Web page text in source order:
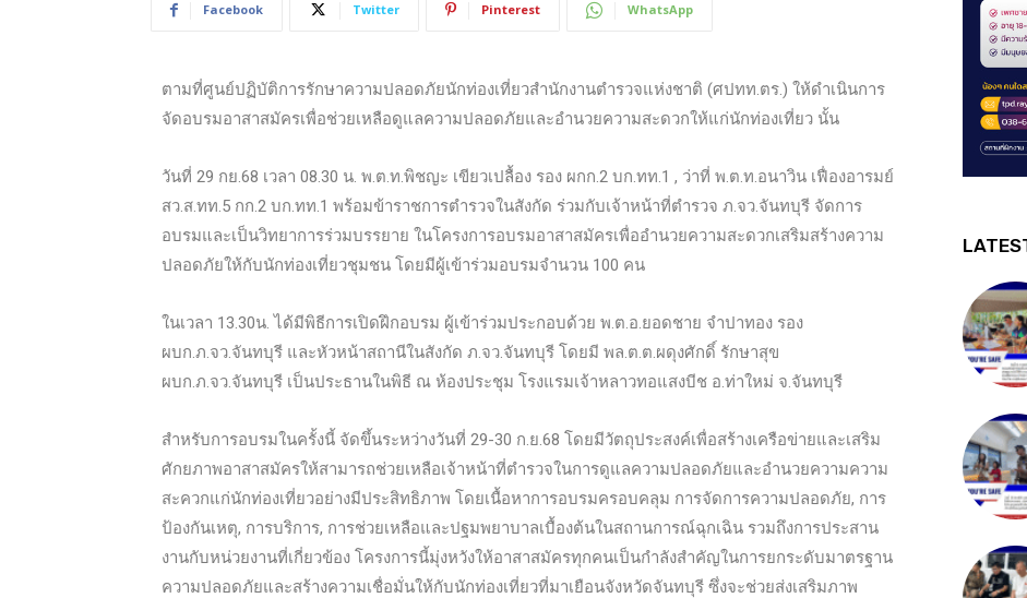
Facebook Twitter Pinterest WhatsApp
ตามที่ศูนย์ปฏิบัติการรักษาความปลอดภัยนักท่องเที่ยวสำนักงานตำรวจแห่งชาติ (ศปทท.ตร.) ให้ดำเนินการ
จัดอบรมอาสาสมัครเพื่อช่วยเหลือดูแลความปลอดภัยและอำนวยความสะดวกให้แก่นักท่องเที่ยว นั้น
วันที่ 29 กย.68 เวลา 08.30 น. พ.ต.ท.พิชญะ เขียวเปลื้อง รอง ผกก.2 บก.ทท.1 , ว่าที่ พ.ต.ท.อนาวิน เฟื่องอารมย์
สว.ส.ทท.5 กก.2 บก.ทท.1 พร้อมข้าราชการตำรวจในสังกัด ร่วมกับเจ้าหน้าที่ตำรวจ ภ.จว.จันทบุรี จัดการ
อบรมและเป็นวิทยาการร่วมบรรยาย ในโครงการอบรมอาสาสมัครเพื่ออำนวยความสะดวกเสริมสร้างความ
ปลอดภัยให้กับนักท่องเที่ยวชุมชน โดยมีผู้เข้าร่วมอบรมจำนวน 100 คน
ในเวลา 13.30น. ได้มีพิธีการเปิดฝึกอบรม ผู้เข้าร่วมประกอบด้วย พ.ต.อ.ยอดชาย จำปาทอง รอง
ผบก.ภ.จว.จันทบุรี และหัวหน้าสถานีในสังกัด ภ.จว.จันทบุรี โดยมี พล.ต.ต.ผดุงศักดิ์ รักษาสุข
ผบก.ภ.จว.จันทบุรี เป็นประธานในพิธี ณ ห้องประชุม โรงแรมเจ้าหลาวทอแสงบีช อ.ท่าใหม่ จ.จันทบุรี
สำหรับการอบรมในครั้งนี้ จัดขึ้นระหว่างวันที่ 29-30 ก.ย.68 โดยมีวัตถุประสงค์เพื่อสร้างเครือข่ายและเสริม
ศักยภาพอาสาสมัครให้สามารถช่วยเหลือเจ้าหน้าที่ตำรวจในการดูแลความปลอดภัยและอำนวยความความ
สะควกแก่นักท่องเที่ยวอย่างมีประสิทธิภาพ โดยเนื้อหาการอบรมครอบคลุม การจัดการความปลอดภัย, การ
ป้องกันเหตุ, การบริการ, การช่วยเหลือและปฐมพยาบาลเบื้องต้นในสถานการณ์ฉุกเฉิน รวมถึงการประสาน
งานกับหน่วยงานที่เกี่ยวข้อง โครงการนี้มุ่งหวังให้อาสาสมัครทุกคนเป็นกำลังสำคัญในการยกระดับมาตรฐาน
ความปลอดภัยและสร้างความเชื่อมั่นให้กับนักท่องเที่ยวที่มาเยือนจังหวัดจันทบุรี ซึ่งจะช่วยส่งเสริมภาพ